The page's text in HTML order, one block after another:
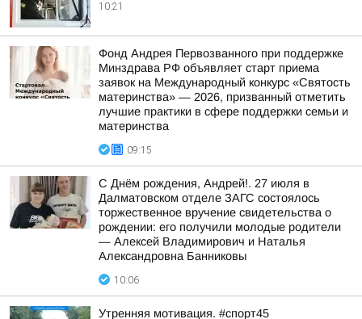
10:21
Фонд Андрея Первозванного при поддержке
Минздрава РФ объявляет старт приема
заявок на Международный конкурс «Святость
материнства» — 2026, призванный отметить
лучшие практики в сфере поддержки семьи и
материнства
09:15
С Днём рождения, Андрей!. 27 июля в
Далматовском отделе ЗАГС состоялось
торжественное вручение свидетельства о
рождении: его получили молодые родители
— Алексей Владимирович и Наталья
Александровна Банниковы
10:06
Утренняя мотивация. #спорт45